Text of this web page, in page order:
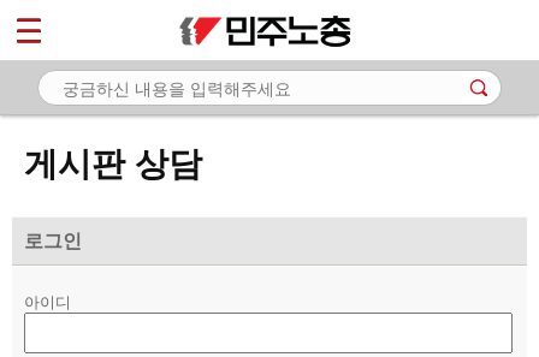
게시판 상담
로그인
아이디
마이페이지
소개
노동상담
- 게시판 상담
- 바로보기